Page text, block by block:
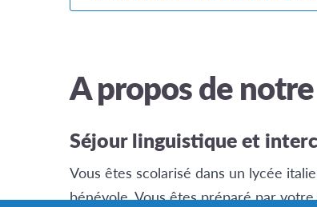
A propos de
Séjour linguistique et
Vous êtes scolarisé dans un lycée
bénévole. Vous êtes préparé par